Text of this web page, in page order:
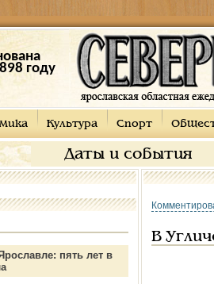
году
Культура Спорт
Даты и события
пять лет в
В